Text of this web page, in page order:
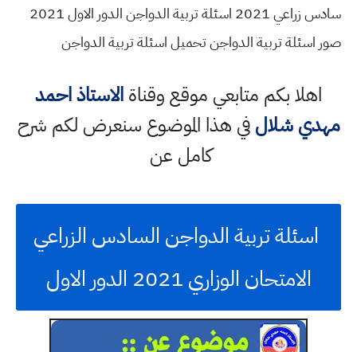
سادس زراعي 2021 اسئلة تربية الدواجن الدور الاول 2021
صور اسئلة تربية الدواجن تحميل اسئلة تربية الدواجن
اهلا بكم متابعي موقع وقناةالاستاذ احمد
مهدي شلالفي هذا الموضوع سنعرض لكم شرح
كامل عن
اسئلة تربية الدواجن السادس الزراعي
الامتحان الوزاري 2021 الدور الاول